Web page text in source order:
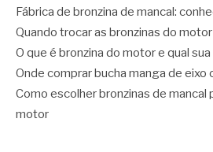
Fábrica de bronzina de mancal:
Quando trocar as bronzinas do
O que é bronzina do motor e qual
Onde comprar bucha manga de eixo
Como escolher bronzinas de mancal
motor